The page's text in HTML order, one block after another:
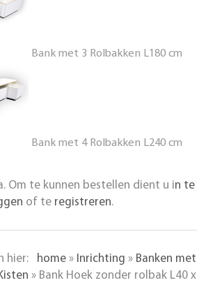
Bank met 3 Rolbakken L180 cm
Bank met 4 Rolbakken L240 cm
Om te kunnen bestellen dient u in te
of te registreren.
hier: home » Inrichting » Banken met
» Bank Hoek zonder rolbak L40 x